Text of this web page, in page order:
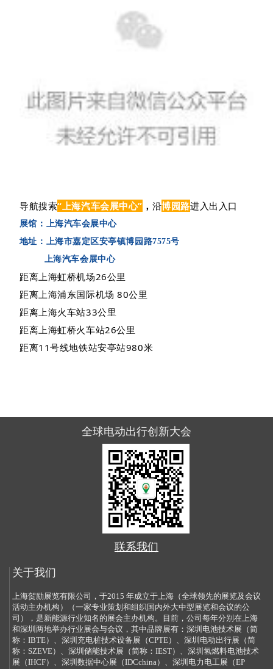
导航搜索“上海汽车会展中心” ， 沿博园路进入出入口
展馆：上海汽车会展中心
地址：上海市嘉定区安亭镇博园路7575号
上海汽车会展中心
距离上海虹桥机场26公里
距离上海浦东国际机场 80公里
距离上海火车站33公里
距离上海虹桥火车站26公里
距离11号线地铁站安亭站980米
全球电动出行创新大会
联系我们
关于我们
上海贺励展览有限公司，于2015 年成立于上海（全球领先的展览及会议
活动主办机构）（一家专业策划和组织国内外大中型展览和会议的公
司），是新能源行业知名的展会主办机构。目前，公司每年分别在上海
和深圳两地举办行业展会与会议，其中品牌展有：深圳电池技术展（简
称：IBTE）、深圳充电桩技术设备展（CPTE）、深圳电动出行展（简
称：SZEVE）、深圳储能技术展（简称：IEST）、深圳氢燃料电池技术
展（IHCF）、深圳数据中心展（IDCchina）、深圳电力电工展（EP